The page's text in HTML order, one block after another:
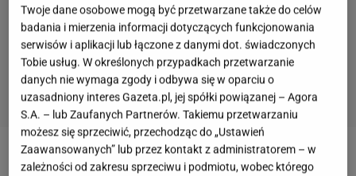
Zobacz wideoMikołaj Roznerski o
Twoje dane osobowe mogą być przetwarzane także do celów
badania i mierzenia informacji dotyczących funkcjonowania
serwisów i aplikacji lub łączone z danymi dot. świadczonych
Tobie usług. W określonych przypadkach przetwarzanie
danych nie wymaga zgody i odbywa się w oparciu o
uzasadniony interes Gazeta.pl, jej spółki powiązanej – Agora
S.A. – lub Zaufanych Partnerów. Takiemu przetwarzaniu
możesz się sprzeciwić, przechodząc do „Ustawień
Zaawansowanych” lub przez kontakt z administratorem – w
zależności od zakresu sprzeciwu i podmiotu, wobec którego